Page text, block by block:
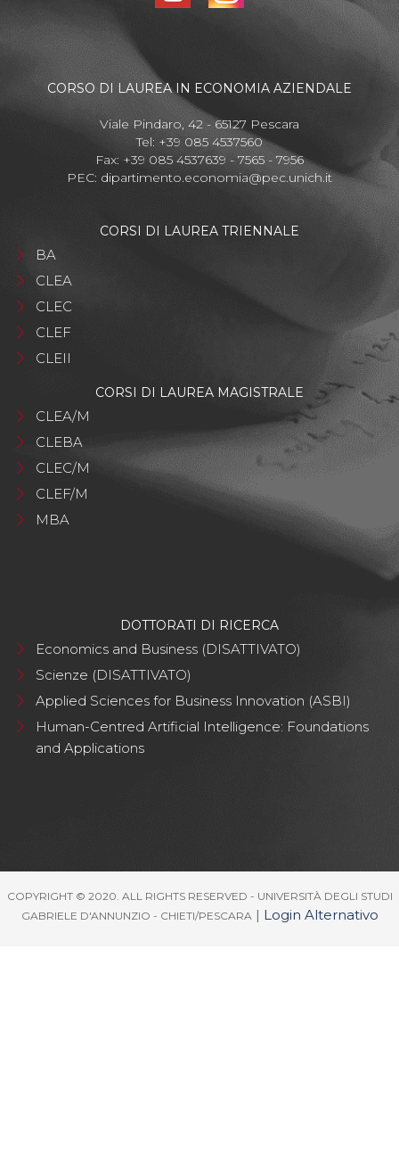
CORSO DI LAUREA IN ECONOMIA AZIENDALE
Viale Pindaro, 42 - 65127 Pescara
Tel: +39 085 4537560
Fax: +39 085 4537639 - 7565 - 7956
PEC: dipartimento.economia@pec.unich.it
CORSI DI LAUREA TRIENNALE
BA
CLEA
CLEC
CLEF
CLEII
CORSI DI LAUREA MAGISTRALE
CLEA/M
CLEBA
CLEC/M
CLEF/M
MBA
DOTTORATI DI RICERCA
Economics and Business (DISATTIVATO)
Scienze (DISATTIVATO)
Applied Sciences for Business Innovation (ASBI)
Human-Centred Artificial Intelligence: Foundations
and Applications
COPYRIGHT © 2020. ALL RIGHTS RESERVED - UNIVERSITÀ DEGLI STUDI
GABRIELE D'ANNUNZIO - CHIETI/PESCARA| Login Alternativo